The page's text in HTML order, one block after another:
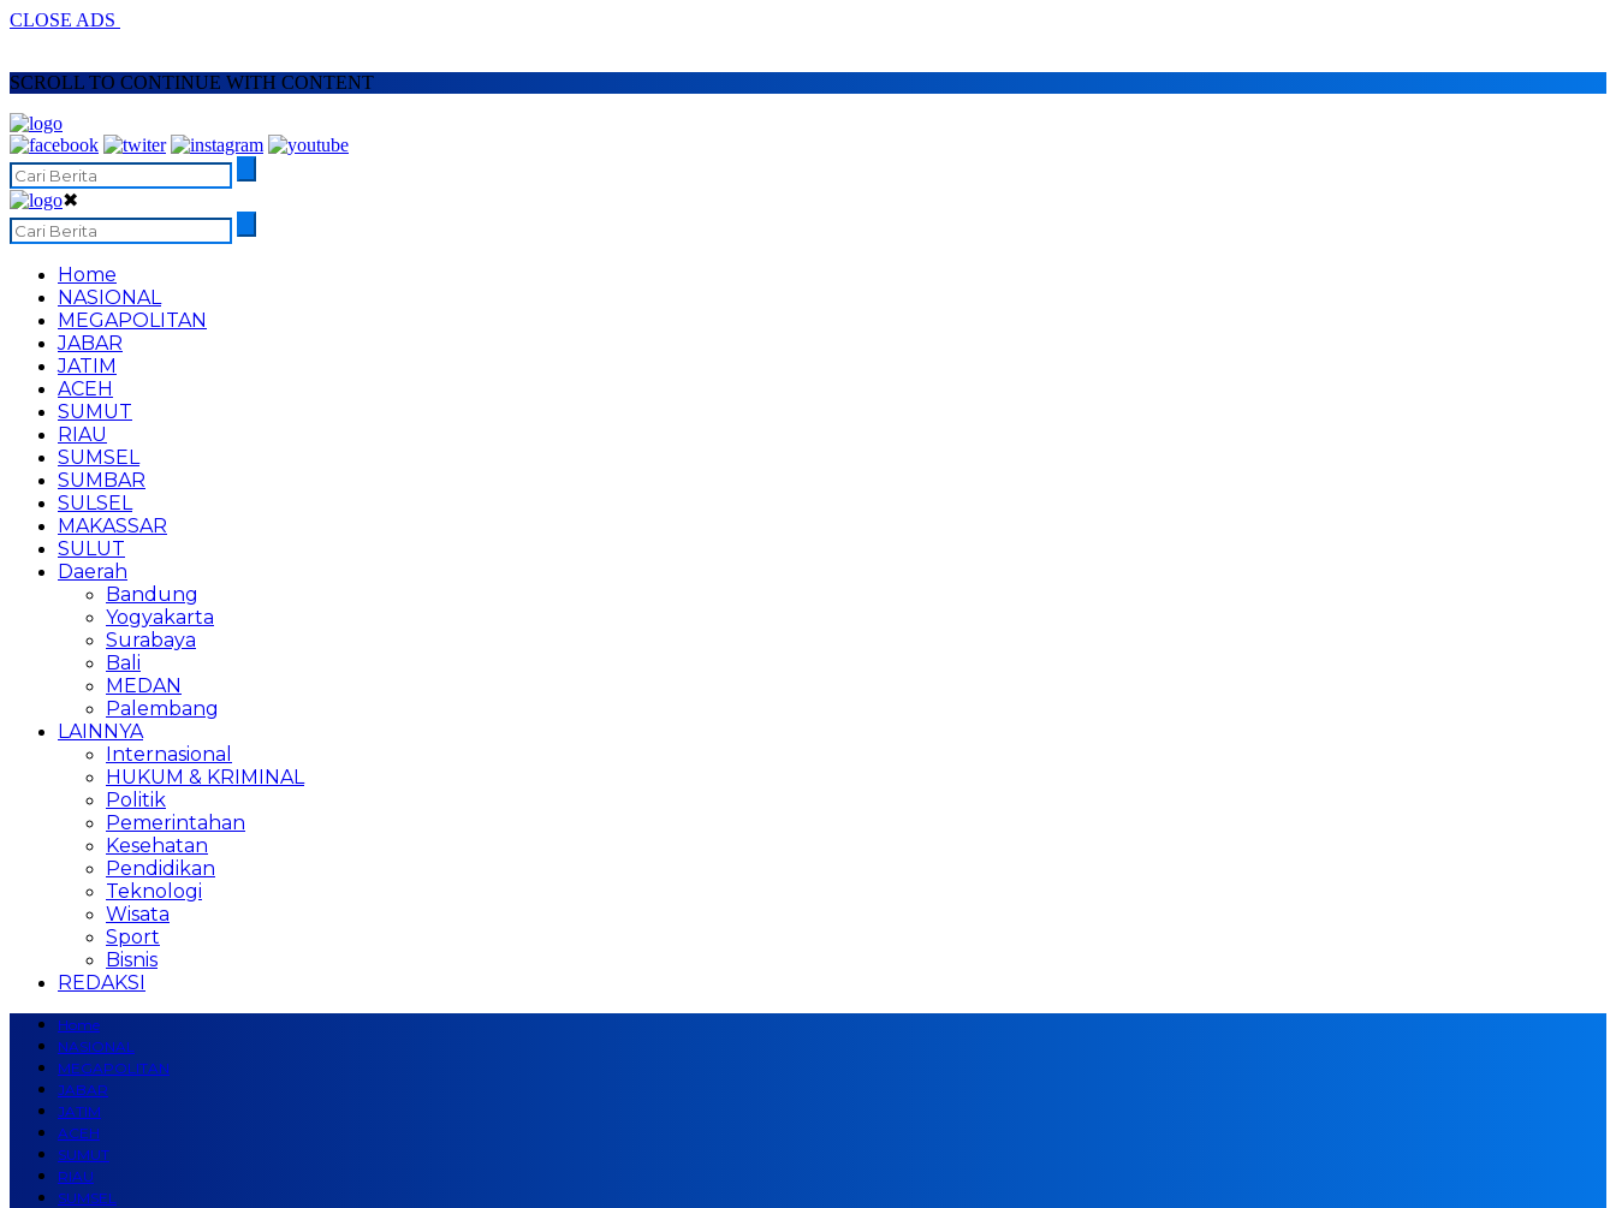
CLOSE ADS
SCROLL TO CONTINUE WITH CONTENT
✖
Home
NASIONAL
MEGAPOLITAN
JABAR
JATIM
ACEH
SUMUT
RIAU
SUMSEL
SUMBAR
SULSEL
MAKASSAR
SULUT
Daerah
Bandung
Yogyakarta
Surabaya
Bali
MEDAN
Palembang
LAINNYA
Internasional
HUKUM & KRIMINAL
Politik
Pemerintahan
Kesehatan
Pendidikan
Teknologi
Wisata
Sport
Bisnis
REDAKSI
Home
NASIONAL
MEGAPOLITAN
JABAR
JATIM
ACEH
SUMUT
RIAU
SUMSEL